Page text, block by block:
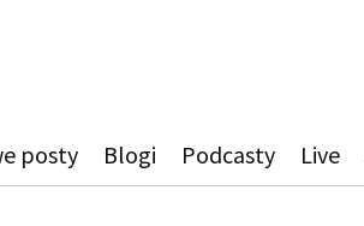
posty Blogi Podcasty Live